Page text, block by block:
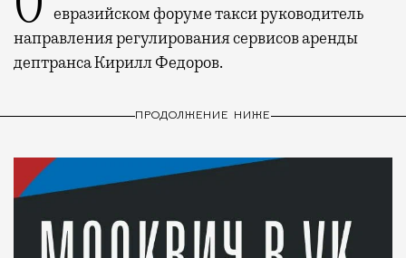
евразийском форуме такси руководитель
направления регулирования сервисов аренды
дептранса Кирилл Федоров.
ПРОДОЛЖЕНИЕ НИЖЕ